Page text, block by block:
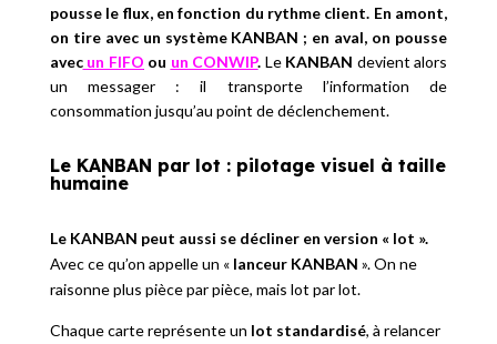
pousse le flux, en fonction du rythme client. En amont,
on tire avec un système KANBAN ; en aval, on pousse
avecun FIFO ou un CONWIP. Le KANBAN devient alors
un messager : il transporte l’information de
consommation jusqu’au point de déclenchement.
Le KANBAN par lot : pilotage visuel à taille
humaine
Le KANBAN peut aussi se décliner en version « lot ».
Avec ce qu’on appelle un « lanceur KANBAN ». On ne
raisonne plus pièce par pièce, mais lot par lot.
Chaque carte représente un lot standardisé, à relancer